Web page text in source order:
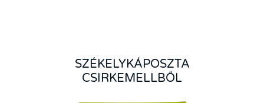
SZÉKELYKÁPOSZTA
CSIRKEMELLBŐL